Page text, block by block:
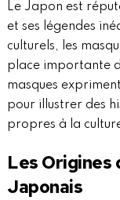
Le Japon est
et ses légendes
culturels, les
place importante
masques
pour illustrer des
propres à la
Les Origines
Japonais